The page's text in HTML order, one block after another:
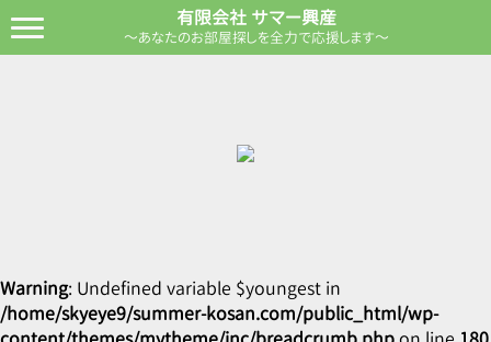
有限会社 サマー興産
～あなたのお部屋探しを全力で応援します～
Warning: Undefined variable $youngest in
/home/skyeye9/summer-kosan.com/public_html/wp-